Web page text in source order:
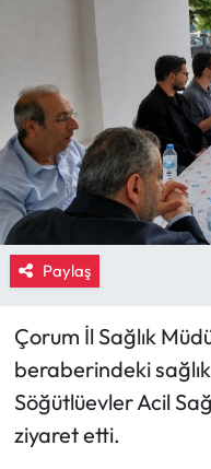
Paylaş
Çorum İl Sağlık
beraberindeki
Söğütlüevler Acil
ziyaret etti.
Ekonomi
Güncel
İskilip Haberleri
Kargı Haberleri
Kimdir?
Laçin Haberleri
Magazin